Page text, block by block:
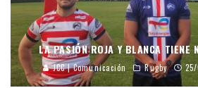
LA PASIÓN ROJA Y BLANCA TIENE
JCC | Comunicación Rugby